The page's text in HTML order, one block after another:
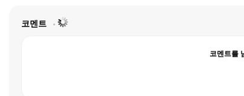
코멘트
코멘트를